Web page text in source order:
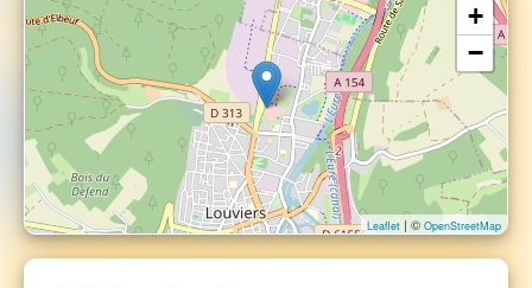
+
−
Leaflet | © OpenStreetMap